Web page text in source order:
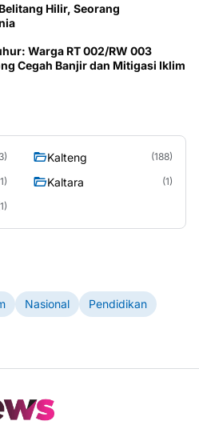
Hilir, Seorang
Warga RT 002/RW 003
Cegah Banjir dan Mitigasi Iklim
Kalteng (188)
Kaltara (1)
Nasional
Pendidikan